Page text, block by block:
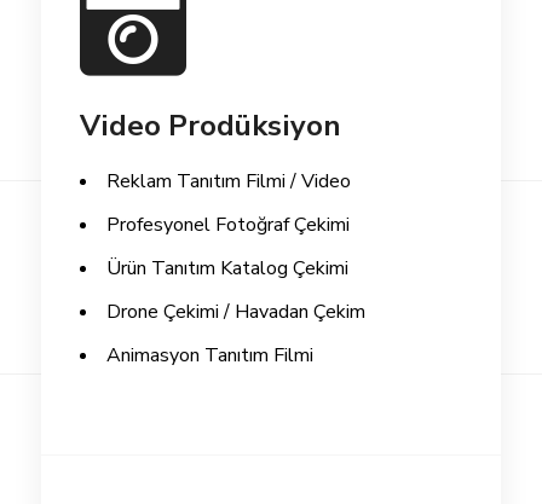
Video Prodüksiyon
Reklam Tanıtım Filmi / Video
Profesyonel Fotoğraf Çekimi
Ürün Tanıtım Katalog Çekimi
Drone Çekimi / Havadan Çekim
Animasyon Tanıtım Filmi